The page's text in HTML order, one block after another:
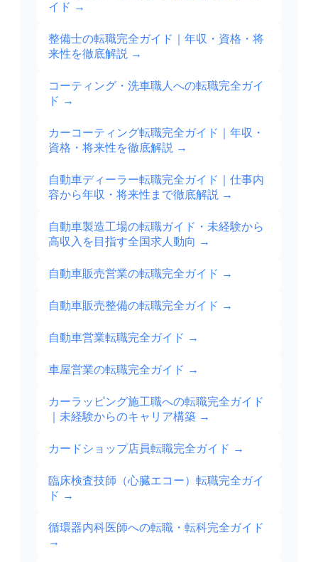
イド →
整備士の転職完全ガイド｜年収・資格・将
来性を徹底解説 →
コーティング・洗車職人への転職完全ガイ
ド →
カーコーティング転職完全ガイド｜年収・
資格・将来性を徹底解説 →
自動車ディーラー転職完全ガイド｜仕事内
容から年収・将来性まで徹底解説 →
自動車製造工場の転職ガイド・未経験から
高収入を目指す全国求人動向 →
自動車販売営業の転職完全ガイド →
自動車販売整備の転職完全ガイド →
自動車営業転職完全ガイド →
車屋営業の転職完全ガイド →
カーラッピング施工職への転職完全ガイド
｜未経験からのキャリア構築 →
カードショップ店員転職完全ガイド →
臨床検査技師（心臓エコー）転職完全ガイ
ド →
循環器内科医師への転職・転科完全ガイド
→